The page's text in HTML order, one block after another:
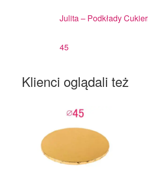
Julita – Podkłady
45
Klienci oglądali też